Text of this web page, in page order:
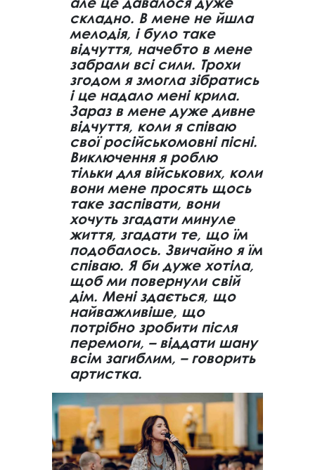
складно. В мене не йшла
мелодія, і було таке
відчуття, начебто в мене
забрали всі сили. Трохи
згодом я змогла зібратись
і це надало мені крила.
Зараз в мене дуже дивне
відчуття, коли я співаю
свої російськомовні пісні.
Виключення я роблю
тільки для військових, коли
вони мене просять щось
таке заспівати, вони
хочуть згадати минуле
життя, згадати те, що їм
подобалось. Звичайно я їм
співаю. Я би дуже хотіла,
щоб ми повернули свій
дім. Мені здається, що
найважливіше, що
потрібно зробити після
перемоги, – віддати шану
всім загиблим, – говорить
артистка.